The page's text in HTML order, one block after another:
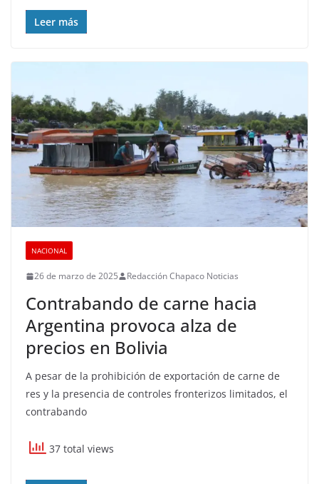
Leer más
NACIONAL
26 de marzo de 2025 Redacción Chapaco Noticias
Contrabando de carne hacia
Argentina provoca alza de
precios en Bolivia
A pesar de la prohibición de exportación de carne de
res y la presencia de controles fronterizos limitados, el
contrabando
37 total views